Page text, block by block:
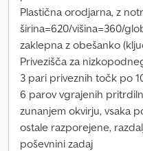
Plastična orodjarna, z
širina=620/višina=360/
zaklepna z obešanko
Privezišča za
3 pari priveznih točk po
6 parov vgrajenih
zunanjem okvirju, vsaka
ostale razporejene,
poševnini zadaj